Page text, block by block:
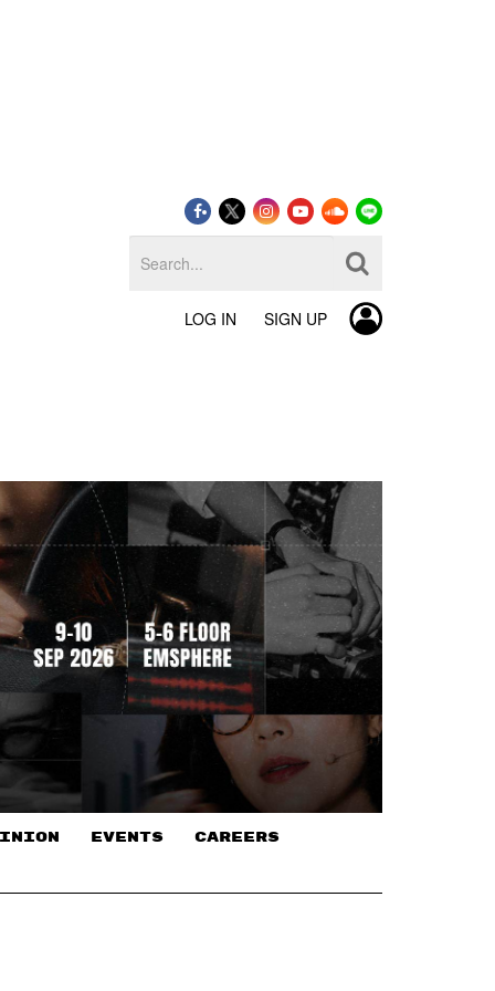
LOG IN SIGN UP
EVENTS CAREERS